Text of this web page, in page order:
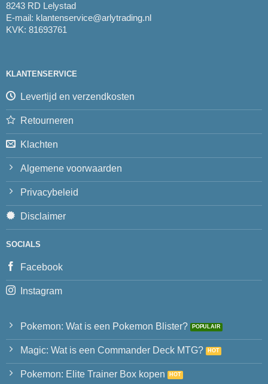
8243 RD Lelystad
E-mail: klantenservice@arlytrading.nl
KVK: 81693761
KLANTENSERVICE
Levertijd en verzendkosten
Retourneren
Klachten
Algemene voorwaarden
Privacybeleid
Disclaimer
SOCIALS
Facebook
Instagram
Pokemon: Wat is een Pokemon Blister?
Magic: Wat is een Commander Deck MTG?
Pokemon: Elite Trainer Box kopen